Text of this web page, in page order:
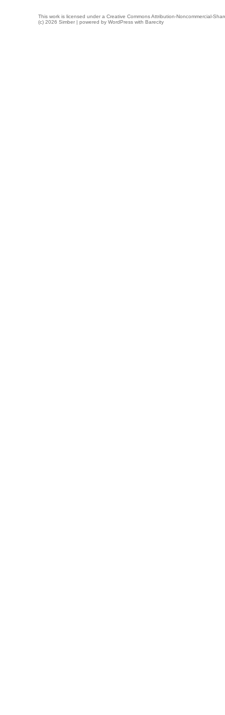
This work is licensed under a Creative Commons Attribution-Noncommercial-
(c) 2026 Simber | powered by WordPress with Barecity